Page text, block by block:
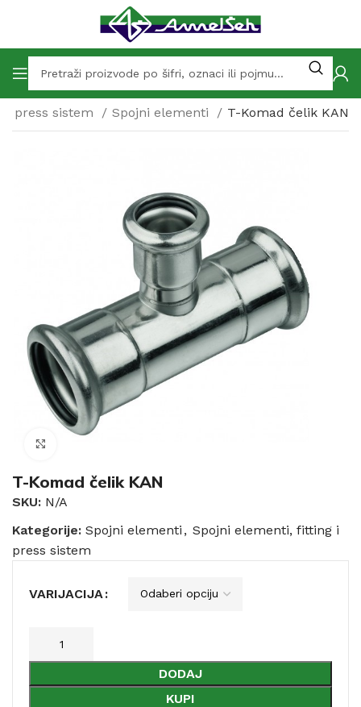
i press sistem Spojni elementi T-Komad čelik KAN
T-Komad čelik KAN
SKU: N/A
Kategorije: Spojni elementi , Spojni elementi, fitting i
press sistem
VARIJACIJA
DODAJ
KUPI